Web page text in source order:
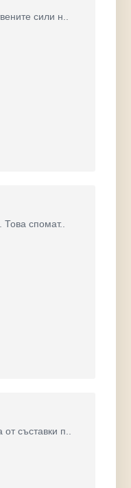
сили н..
спомат..
съставки п..